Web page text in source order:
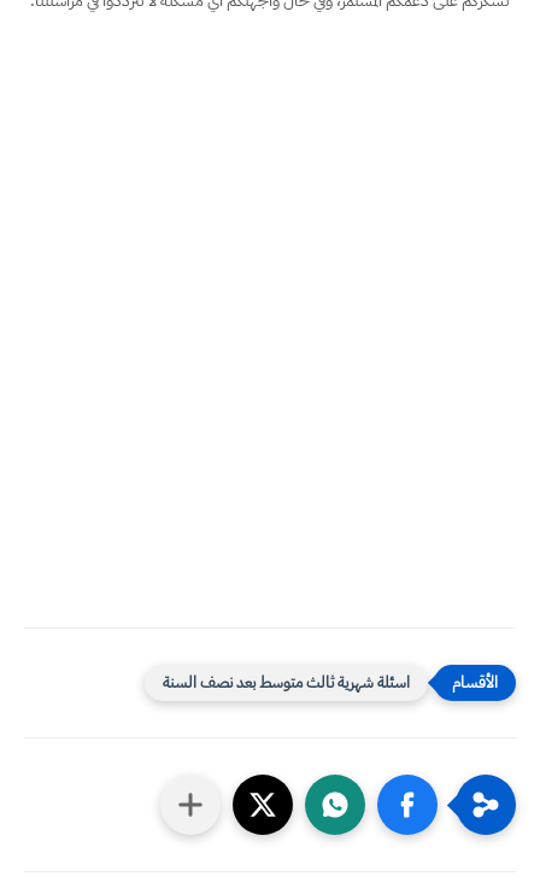
اسئلة شهرية ثالث متوسط بعد نصف السنة